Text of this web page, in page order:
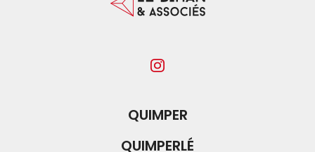
QUIMPER
QUIMPERLÉ